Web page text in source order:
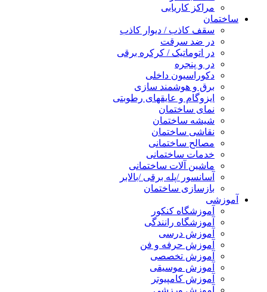
مراکز کاریابی
ساختمان
سقف کاذب / دیوار کاذب
در ضد سرقت
در اتوماتیک / کرکره برقی
در و پنجره
دکوراسیون داخلی
برق و هوشمند سازی
ایزوگام و عایقهای رطوبتی
نمای ساختمان
شیشه ساختمان
نقاشی ساختمان
مصالح ساختمانی
خدمات ساختمانی
ماشین آلات ساختمانی
آسانسور /پله برقی /بالابر
بازسازی ساختمان
آموزشی
آموزشگاه کنکور
آموزشگاه رانندگی
آموزش درسی
آموزش حرفه و فن
آموزش تخصصی
آموزش موسیقی
آموزش کامپیوتر